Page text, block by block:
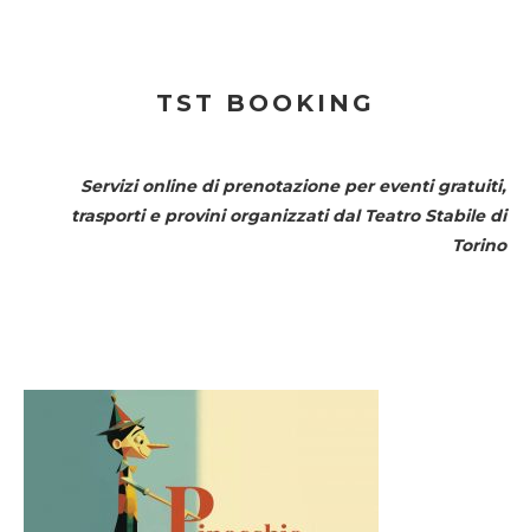
TST BOOKING
Servizi online di prenotazione per eventi gratuiti,
trasporti e provini organizzati dal Teatro Stabile di
Torino